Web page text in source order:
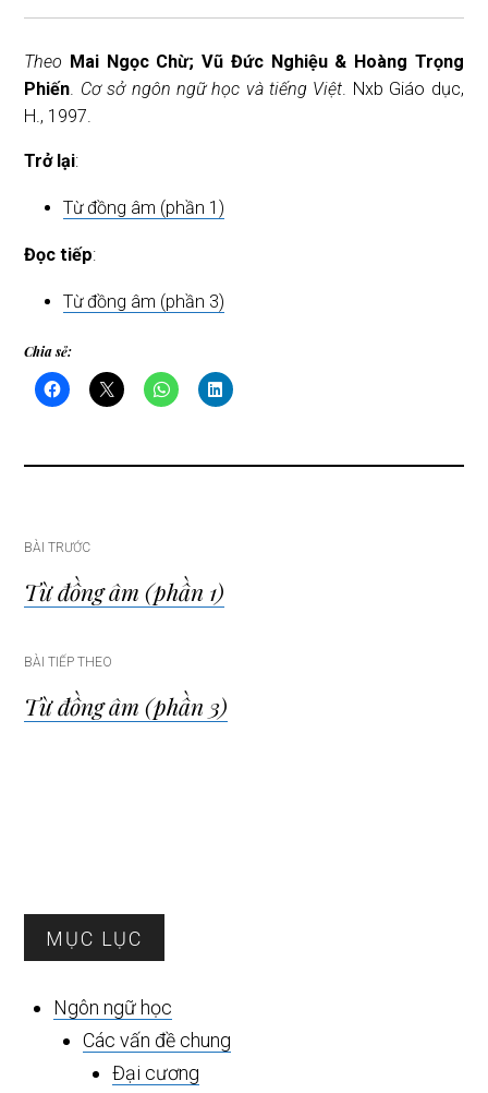
Theo Mai Ngọc Chừ; Vũ Đức Nghiệu & Hoàng Trọng
Phiến. Cơ sở ngôn ngữ học và tiếng Việt. Nxb Giáo dục,
H., 1997.
Trở lại:
Từ đồng âm (phần 1)
Đọc tiếp:
Từ đồng âm (phần 3)
Chia sẻ:
Điều
hướng
bài
viết
BÀI TRƯỚC
Từ đồng âm (phần 1)
BÀI TIẾP THEO
Từ đồng âm (phần 3)
Sidebar
chính
MỤC LỤC
Ngôn ngữ học
Các vấn đề chung
Đại cương